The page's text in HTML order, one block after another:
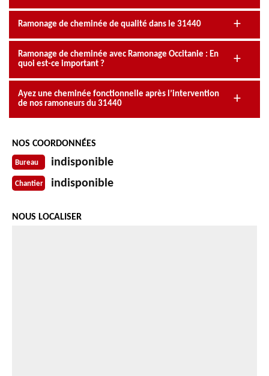
Ramonage de cheminée de qualité dans le 31440
Ramonage de cheminée avec Ramonage Occitanie : En
quoi est-ce important ?
Ayez une cheminée fonctionnelle après l’intervention
de nos ramoneurs du 31440
NOS COORDONNÉES
Bureau indisponible
Chantier indisponible
NOUS LOCALISER